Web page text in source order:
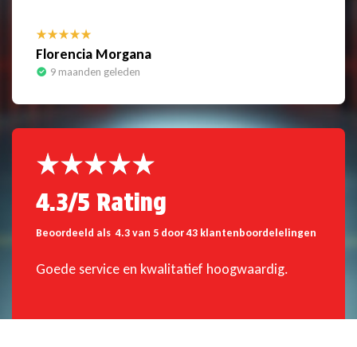
4.3/5 Rating
Beoordeeld als 4.3 van 5 door 43 klantenboordelelingen
Goede service en kwalitatief hoogwaardig.
Florencia Morgana
9 maanden geleden